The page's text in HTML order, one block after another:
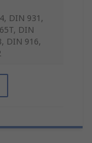
DIN 931,
DIN
DIN 916,